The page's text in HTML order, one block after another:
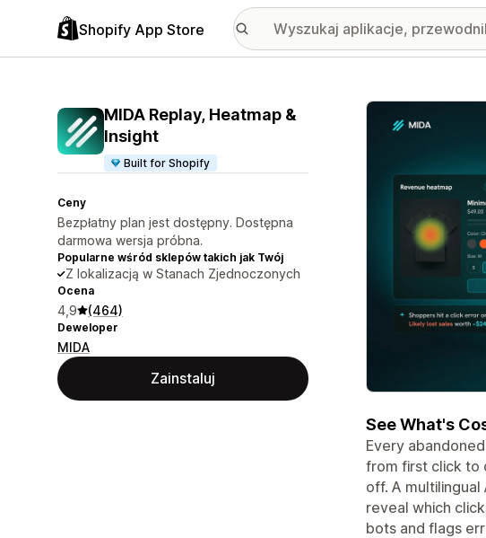
Shopify App Store
MIDA Replay, Heatmap &
Insight
Built for Shopify
Ceny
Bezpłatny plan jest dostępny. Dostępna
darmowa wersja próbna.
Popularne wśród sklepów takich jak Twój
Z lokalizacją w Stanach Zjednoczonych
Ocena
4,9 (464)
Deweloper
MIDA
Zainstaluj
Wyróżnione
See What's
Every
from first click to
off. A
reveal which
bots and flags